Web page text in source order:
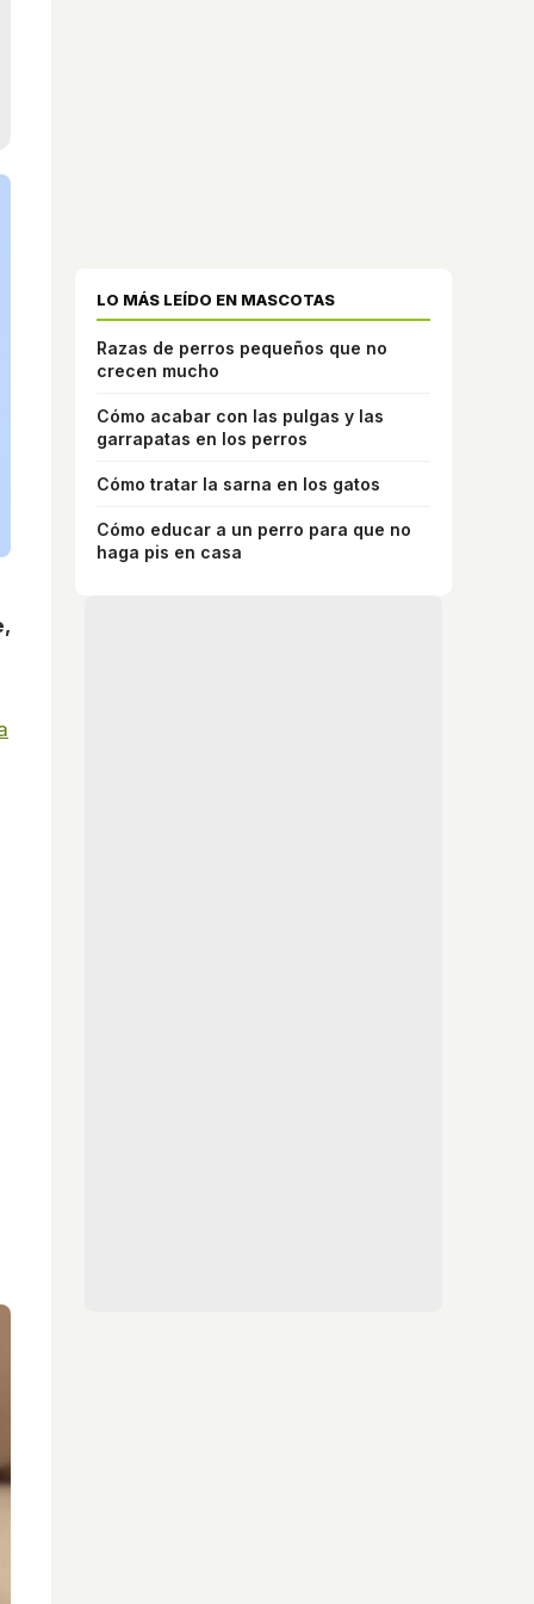
LO MÁS LEÍDO EN MASCOTAS
Razas de perros pequeños que no
crecen mucho
Cómo acabar con las pulgas y las
garrapatas en los perros
Cómo tratar la sarna en los gatos
Cómo educar a un perro para que no
haga pis en casa